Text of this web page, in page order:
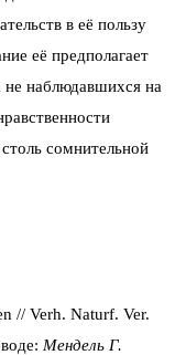
в её пользу
её предполагает
не наблюдавшихся на
сомнительной
// Verh. Naturf. Ver.
Мендель Г.